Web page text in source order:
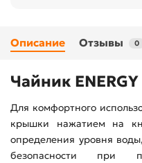
Описание Отзывы 0
Чайник
Для комфортного
крышки нажатием на
определения уровня
безопасности при